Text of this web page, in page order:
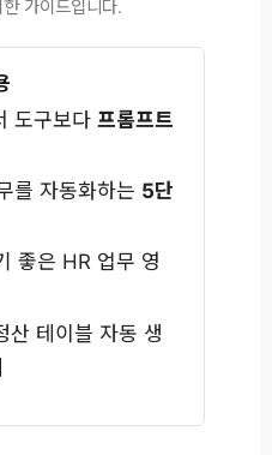
가이드입니다.
도구보다 프롬프트
를 자동화하는 5단
좋은 HR 업무 영
테이블 자동 생